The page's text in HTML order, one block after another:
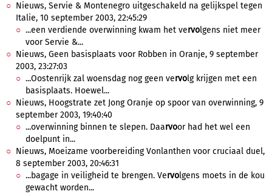
Nieuws, Servie & Montenegro uitgeschakeld na gelijkspel tegen
Italie, 10 september 2003, 22:45:29
...een verdiende overwinning kwam het vervolgens niet meer
voor Servie &...
Nieuws, Geen basisplaats voor Robben in Oranje, 9 september
2003, 23:27:03
...Oostenrijk zal woensdag nog geen vervolg krijgen met een
basisplaats. Hoewel...
Nieuws, Hoogstrate zet Jong Oranje op spoor van overwinning, 9
september 2003, 19:40:40
...overwinning binnen te slepen. Daarvoor had het wel een
doelpunt in...
Nieuws, Moeizame voorbereiding Vonlanthen voor cruciaal duel,
8 september 2003, 20:46:31
...bagage in veiligheid te brengen. Vervolgens moets in de kou
gewacht worden...